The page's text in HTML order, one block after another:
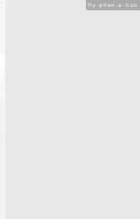
Hy-phen-a-tion